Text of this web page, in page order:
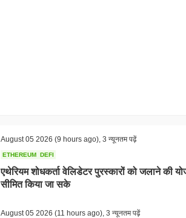
August 05 2026 (9 hours ago) 3 न्यूनतम पढ़ें
ETHEREUM DEFI
एथेरियम शोधकर्ता वेलिडेटर पुरस्कारों को जलाने की
सीमित किया जा सके
August 05 2026 (11 hours ago) 3 न्यूनतम पढ़ें